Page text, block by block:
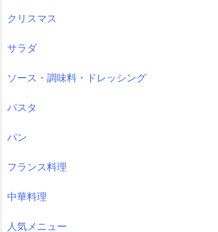
クリスマス
サラダ
ソース・調味料・ドレッシング
パスタ
パン
フランス料理
中華料理
人気メニュー